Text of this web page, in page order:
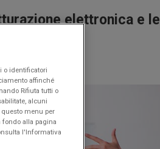
elettronica e le
o identificatori
affinché
Rifiuta tutti o
alcuni
menu per
alla pagina
l'Informativa